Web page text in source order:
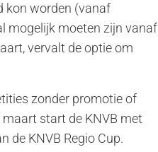
kon worden (vanaf
mogelijk moeten zijn vanaf
vervalt de optie om
zonder promotie of
start de KNVB met
de KNVB Regio Cup.